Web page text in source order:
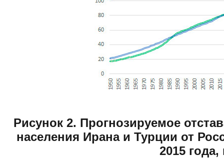
Рисунок 2. Прогнозируемое
населения Ирана и Турции от
2015